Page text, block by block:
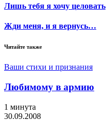
Лишь тебя я хочу целовать
Жди меня, и я вернусь…
Читайте также
Ваши стихи и признания
Любимому в армию
1 минута
30.09.2008